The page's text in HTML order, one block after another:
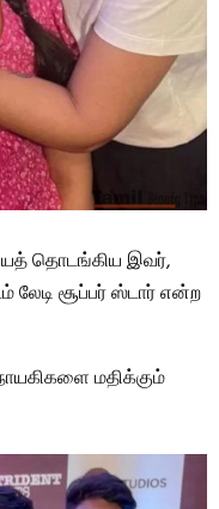
தொடங்கிய இவர்,
சூப்பர் ஸ்டார் என்ற
மதிக்கும்